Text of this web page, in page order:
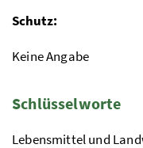
Schutz:
Keine Angabe
Schlüsselworte
Lebensmittel und